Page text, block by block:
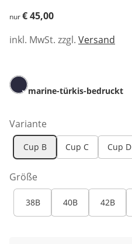
€ 45,00
nur€ 45,00
inkl. MwSt. zzgl. Versand
marine-türkis-bedruckt
Variante
Cup B Cup C Cup D
Größe
38B 40B 42B